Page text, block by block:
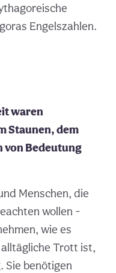
Engelszahlen.
waren
Staunen, dem
von Bedeutung
Menschen, die
wollen -
wie es
Trott ist,
Sie benötigen